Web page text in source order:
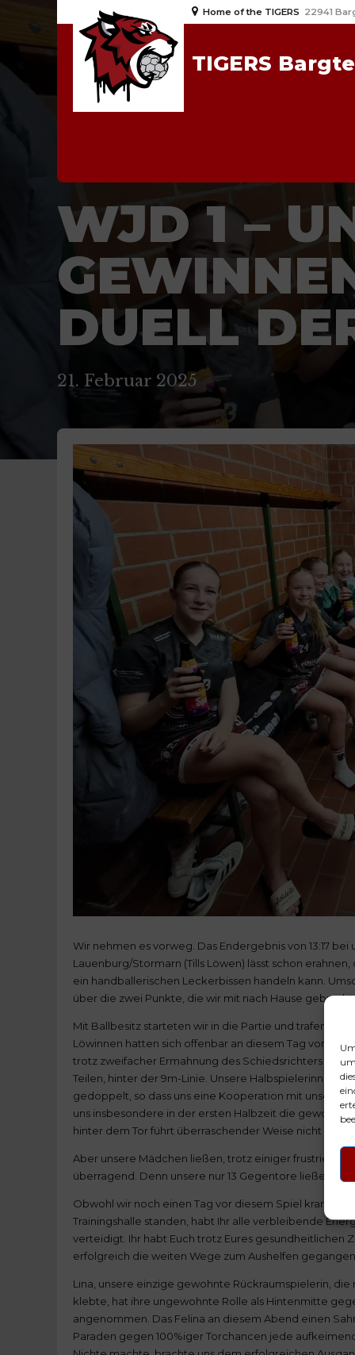
Home of the TIGERS 22941
TIGERS
2024/25
WJD 1 –
DUELL
21. Februar 2025
Wir nehmen es vorweg. Das Endergebnis von 13:17
Lauenburg/Stormarn (Tills Löwen) lässt schon
ein handballerischen Leckerbissen handeln kann.
über die zwei Punkte, die wir mit nach Hause gebracht
Mit Ballbesitz starteten wir in die Partie und trafen auf
Löwinnen hatten sich offenbar an diesem Tag
trotz zweifacher Ermahnung des Schiedsrichters
Teilen, hinter der 9m-Linie. Unsere Halbspielerinnen
gedoppelt, so dass uns eine Kooperation mit unserer
uns insbesondere in der ersten Halbzeit die gewohnte
hinter dem Tor führt überraschender Weise nicht zum
Aber unsere Mädchen ließen, trotz einiger
überragend. Denn unsere nur 13 Gegentore ließen
Obwohl wir noch einen Tag vor diesem Spiel
Trainingshalle standen, habt Ihr alle verbleibende
verteidigt. Ihr habt Euch trotz Eures gesundheitlichen
erfolgreich die weiten Wege zum Aushelfen gegangen.
Lina, unsere einzige gewohnte Rückraumspielerin,
klebte, hat ihre ungewohnte Rolle als Hintenmitte
angenommen. Das Felina an diesem Abend einen
Paraden gegen 100%iger Torchancen jede